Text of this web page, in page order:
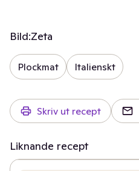
Bild:Zeta
Plockmat Italienskt
Skriv ut recept
Liknande recept